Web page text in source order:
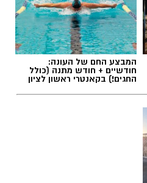
המבצע החם של העונה:
חודשיים + חודש מתנה (כולל
החגים!) בקאנטרי ראשון לציון